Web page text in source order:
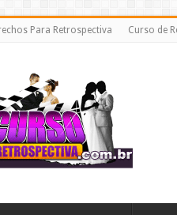
Para Retrospectiva Curso de